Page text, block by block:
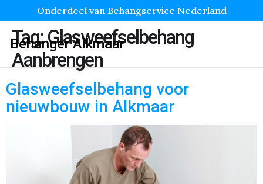
Onderdeel van Behangservice Nederland
Behanger Alkmaar
Tag:Glasweefselbehang
Aanbrengen
Glasweefselbehang voor
nieuwbouw in Alkmaar